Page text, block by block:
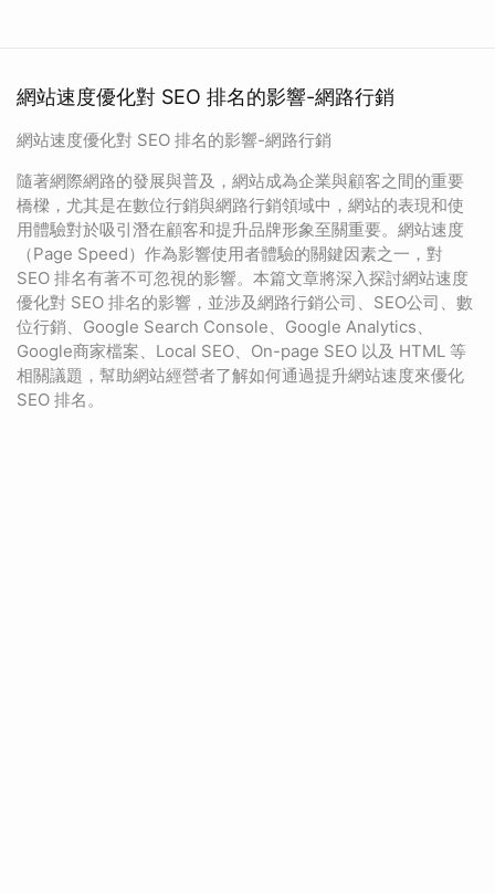
網站速度優化對 SEO 排名的影響-網路行銷
網站速度優化對 SEO 排名的影響-網路行銷
隨著網際網路的發展與普及，網站成為企業與顧客之間的重要
橋樑，尤其是在數位行銷與網路行銷領域中，網站的表現和使
用體驗對於吸引潛在顧客和提升品牌形象至關重要。網站速度
（Page Speed）作為影響使用者體驗的關鍵因素之一，對
SEO 排名有著不可忽視的影響。本篇文章將深入探討網站速度
優化對 SEO 排名的影響，並涉及網路行銷公司、SEO公司、數
位行銷、Google Search Console、Google Analytics、
Google商家檔案、Local SEO、On-page SEO 以及 HTML 等
相關議題，幫助網站經營者了解如何通過提升網站速度來優化
SEO 排名。